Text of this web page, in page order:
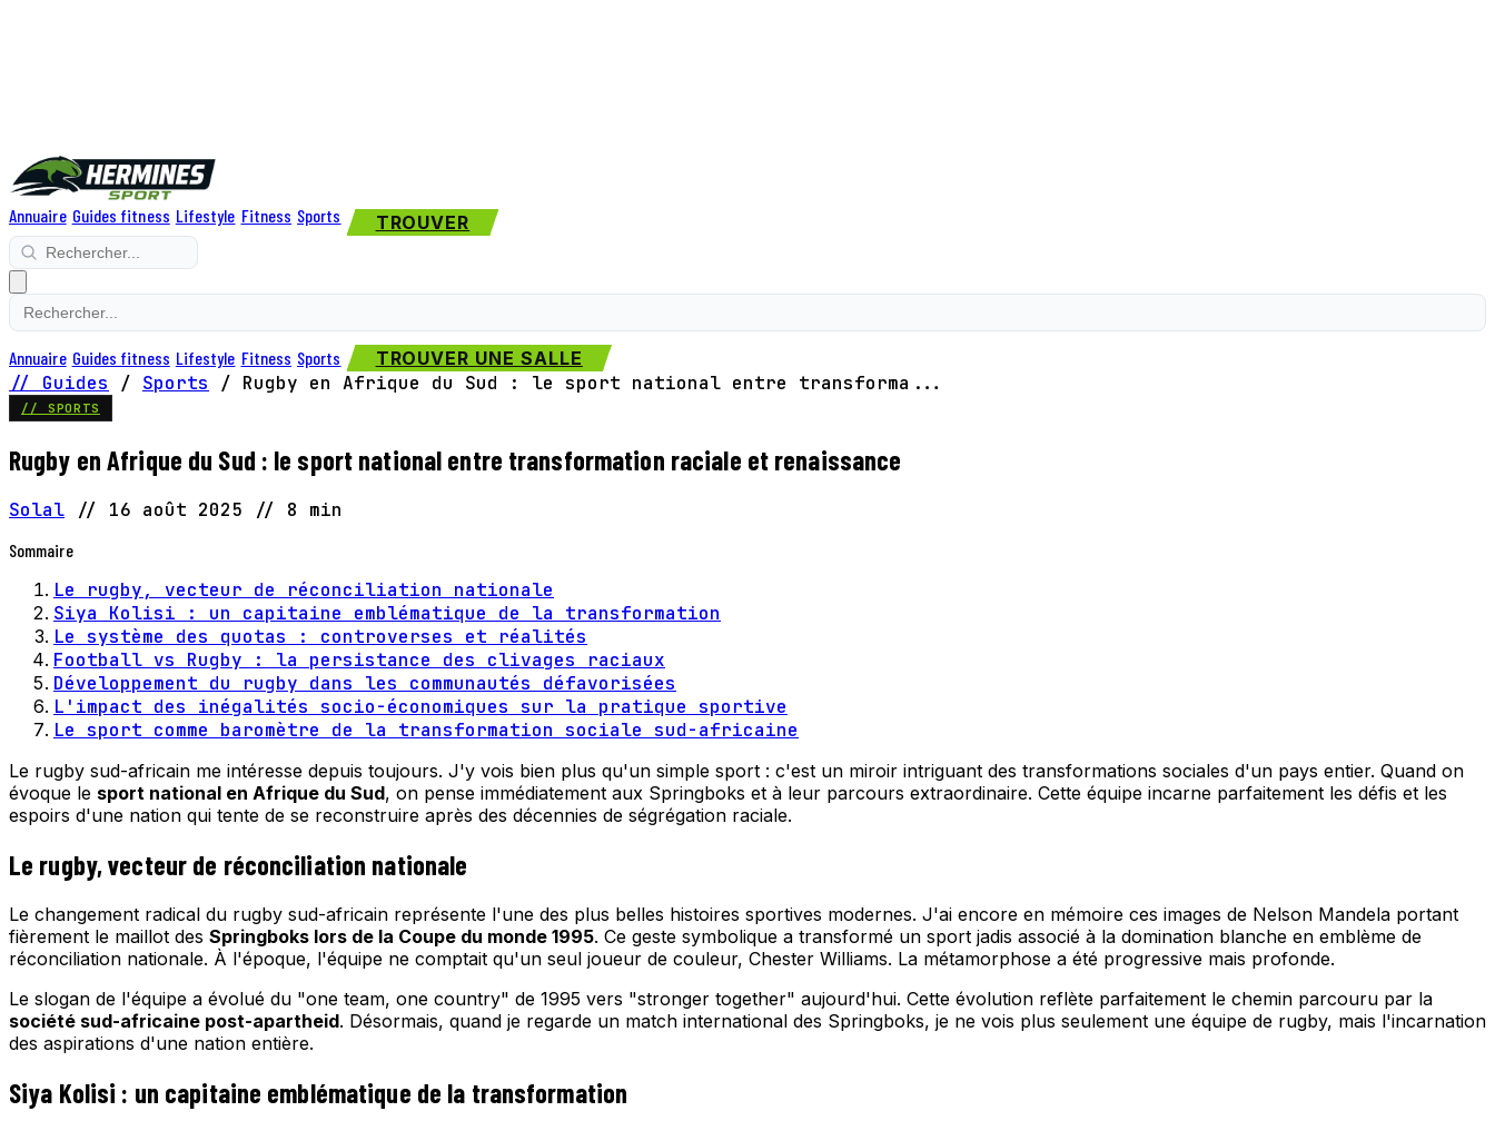
Annuaire Guides fitness Lifestyle Fitness Sports TROUVER
Annuaire Guides fitness Lifestyle Fitness Sports TROUVER UNE SALLE
// Guides / Sports / Rugby en Afrique du Sud : le sport national entre transforma...
// SPORTS
Rugby en Afrique du Sud : le sport national entre transformation raciale et renaissance
Solal // 16 août 2025 // 8 min
Sommaire
Le rugby, vecteur de réconciliation nationale
Siya Kolisi : un capitaine emblématique de la transformation
Le système des quotas : controverses et réalités
Football vs Rugby : la persistance des clivages raciaux
Développement du rugby dans les communautés défavorisées
L'impact des inégalités socio-économiques sur la pratique sportive
Le sport comme baromètre de la transformation sociale sud-africaine
Le rugby sud-africain me intéresse depuis toujours. J'y vois bien plus qu'un simple sport : c'est un miroir intriguant des transformations sociales d'un pays entier. Quand on
évoque le sport national en Afrique du Sud, on pense immédiatement aux Springboks et à leur parcours extraordinaire. Cette équipe incarne parfaitement les défis et les
espoirs d'une nation qui tente de se reconstruire après des décennies de ségrégation raciale.
Le rugby, vecteur de réconciliation nationale
Le changement radical du rugby sud-africain représente l'une des plus belles histoires sportives modernes. J'ai encore en mémoire ces images de Nelson Mandela portant
fièrement le maillot des Springboks lors de la Coupe du monde 1995. Ce geste symbolique a transformé un sport jadis associé à la domination blanche en emblème de
réconciliation nationale. À l'époque, l'équipe ne comptait qu'un seul joueur de couleur, Chester Williams. La métamorphose a été progressive mais profonde.
Le slogan de l'équipe a évolué du "one team, one country" de 1995 vers "stronger together" aujourd'hui. Cette évolution reflète parfaitement le chemin parcouru par la
société sud-africaine post-apartheid. Désormais, quand je regarde un match international des Springboks, je ne vois plus seulement une équipe de rugby, mais l'incarnation
des aspirations d'une nation entière.
Siya Kolisi : un capitaine emblématique de la transformation